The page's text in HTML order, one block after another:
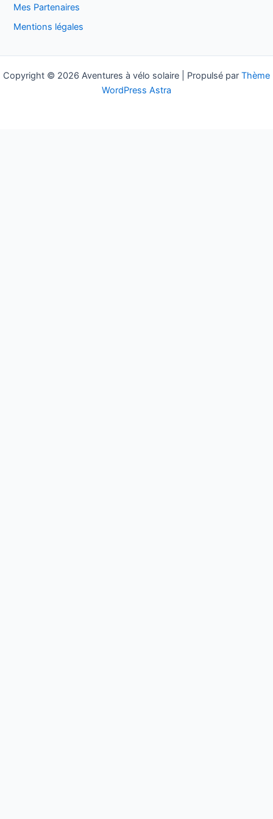
e
r
Mes Partenaires
Mentions légales
Copyright © 2026 Aventures à vélo solaire | Propulsé par Thème
WordPress Astra